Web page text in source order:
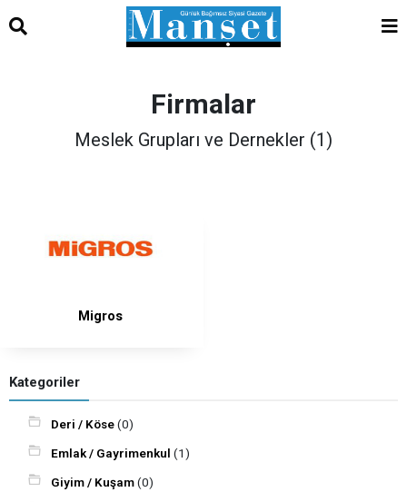
Firmalar
Meslek Grupları ve Dernekler (1)
Migros
Kategoriler
Deri / Köse(0)
Emlak / Gayrimenkul(1)
Giyim / Kuşam(0)